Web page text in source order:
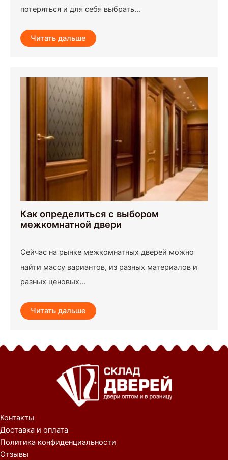
потеряться и для себя выбрать...
Читать дальше
Как определиться с выбором
межкомнатной двери
Сейчас на рынке межкомнатных дверей можно
найти массу вариантов, из разных материалов и
разных ценовых...
Читать дальше
Контакты
Доставка и оплата
Политика конфиденциальности
Отзывы